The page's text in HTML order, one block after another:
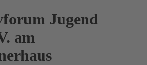
Jugend
am